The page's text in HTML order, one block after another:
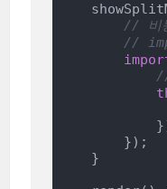
// 비
//
        });
    }